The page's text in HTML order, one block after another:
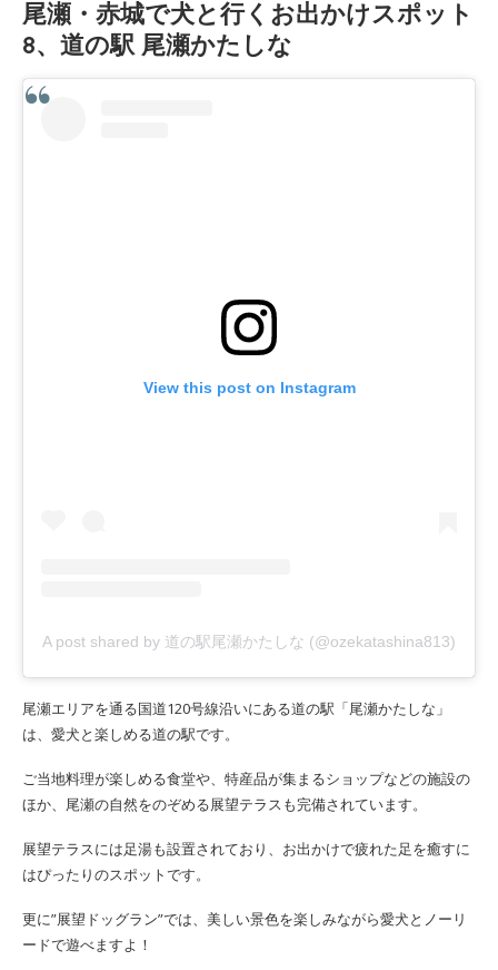
尾瀬・赤城で犬と行くお出かけスポット
8、道の駅 尾瀬かたしな
View this post on Instagram
A post shared by 道の駅尾瀬かたしな (@ozekatashina813)
尾瀬エリアを通る国道120号線沿いにある道の駅「尾瀬かたしな」
は、愛犬と楽しめる道の駅です。
ご当地料理が楽しめる食堂や、特産品が集まるショップなどの施設の
ほか、尾瀬の自然をのぞめる展望テラスも完備されています。
展望テラスには足湯も設置されており、お出かけで疲れた足を癒すに
はぴったりのスポットです。
更に”展望ドッグラン”では、美しい景色を楽しみながら愛犬とノーリ
ードで遊べますよ！